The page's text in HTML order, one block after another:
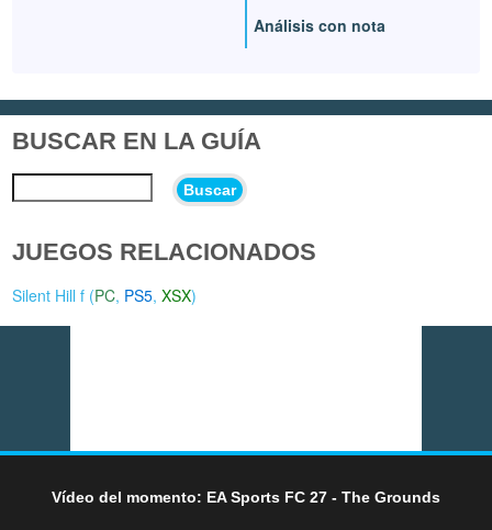
Análisis con nota
BUSCAR EN LA GUÍA
Buscar
JUEGOS RELACIONADOS
Silent Hill f (PC, PS5,XSX)
Vídeo del momento: EA Sports FC 27 - The Grounds